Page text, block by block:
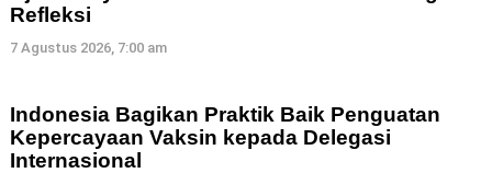
Refleksi
7 Agustus 2026, 7:00 am
Indonesia Bagikan Praktik Baik Penguatan
Kepercayaan Vaksin kepada Delegasi
Internasional